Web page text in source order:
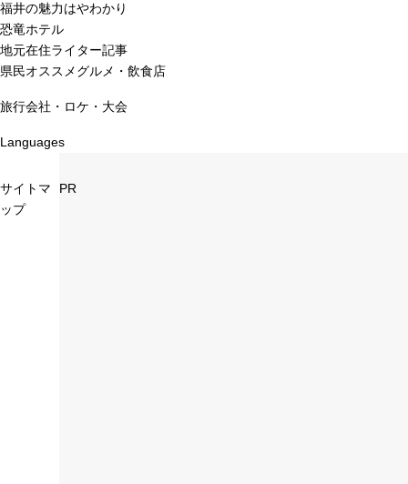
福井の魅力はやわかり
恐竜ホテル
地元在住ライター記事
県民オススメグルメ・飲食店
旅行会社・ロケ・大会
Languages
サイトマ
ップ
PR